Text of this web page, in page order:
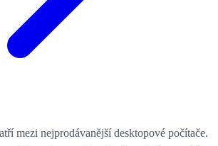
mezi nejprodávanější desktopové počítače.